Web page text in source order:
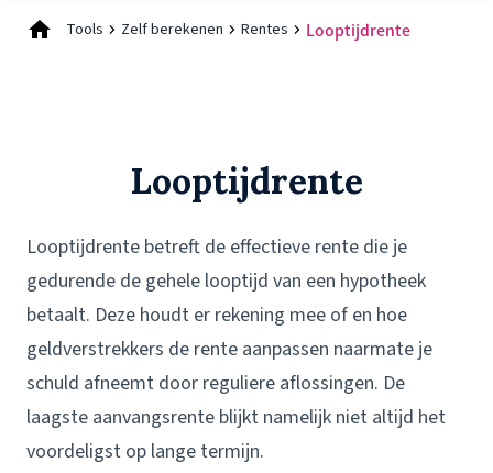
Tools Zelf berekenen Rentes Looptijdrente
Looptijdrente
Looptijdrente betreft de effectieve rente die je
gedurende de gehele looptijd van een hypotheek
betaalt. Deze houdt er rekening mee of en hoe
geldverstrekkers de rente aanpassen naarmate je
schuld afneemt door reguliere aflossingen. De
laagste aanvangsrente blijkt namelijk niet altijd het
voordeligst op lange termijn.